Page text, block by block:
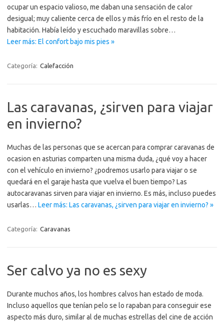
ocupar un espacio valioso, me daban una sensación de calor
desigual; muy caliente cerca de ellos y más frío en el resto de la
habitación. Había leído y escuchado maravillas sobre…
Leer más: El confort bajo mis pies »
Categoría: Calefacción
Las caravanas, ¿sirven para viajar
en invierno?
Muchas de las personas que se acercan para comprar caravanas de
ocasion en asturias comparten una misma duda, ¿qué voy a hacer
con el vehículo en invierno? ¿podremos usarlo para viajar o se
quedará en el garaje hasta que vuelva el buen tiempo? Las
autocaravanas sirven para viajar en invierno. Es más, incluso puedes
usarlas… Leer más: Las caravanas, ¿sirven para viajar en invierno? »
Categoría: Caravanas
Ser calvo ya no es sexy
Durante muchos años, los hombres calvos han estado de moda.
Incluso aquellos que tenían pelo se lo rapaban para conseguir ese
aspecto más duro, similar al de muchas estrellas del cine de acción